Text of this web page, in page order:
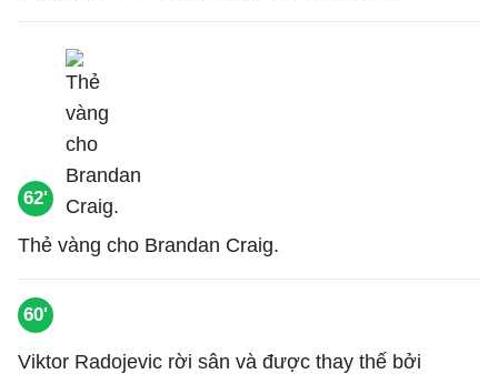
62'
Thẻ vàng cho Brandan Craig.
60'
Viktor Radojevic rời sân và được thay thế bởi